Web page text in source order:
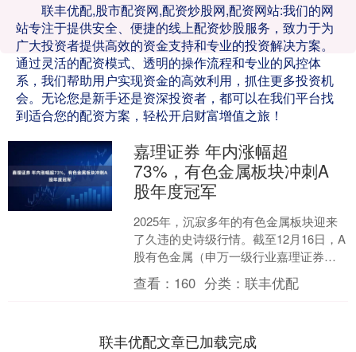
联丰优配,股市配资网,配资炒股网,配资网站:我们的网
站专注于提供安全、便捷的线上配资炒股服务，致力于为
广大投资者提供高效的资金支持和专业的投资解决方案。
通过灵活的配资模式、透明的操作流程和专业的风控体
系，我们帮助用户实现资金的高效利用，抓住更多投资机
会。无论您是新手还是资深投资者，都可以在我们平台找
到适合您的配资方案，轻松开启财富增值之旅！
嘉理证券 年内涨幅超
73%，有色金属板块冲刺A
股年度冠军
2025年，沉寂多年的有色金属板块迎来
了久违的史诗级行情。截至12月16日，A
股有色金属（申万一级行业嘉理证券，
下同）年度涨幅高达73.67%，超越通信
板块（7....
查看： 160 分类：联丰优配
联丰优配文章已加载完成